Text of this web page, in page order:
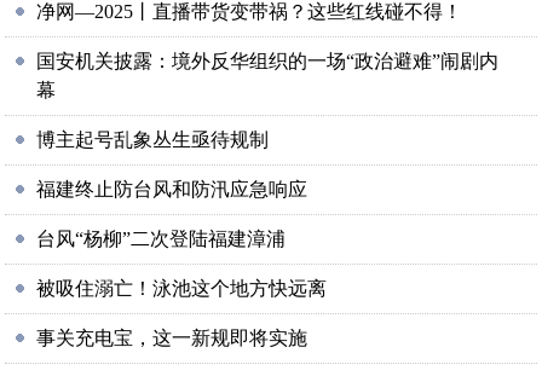
净网—2025丨直播带货变带祸？这些红线碰不得！
国安机关披露：境外反华组织的一场“政治避难”闹剧内
幕
博主起号乱象丛生亟待规制
福建终止防台风和防汛应急响应
台风“杨柳”二次登陆福建漳浦
被吸住溺亡！泳池这个地方快远离
事关充电宝，这一新规即将实施